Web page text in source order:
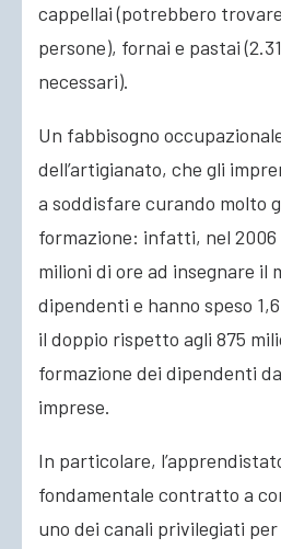
cappellai (potrebbero
persone), fornai e pastai
necessari).
Un fabbisogno
dell’artigianato, che gli
a soddisfare curando molto
formazione: infatti, nel 2006
milioni di ore ad insegnare il
dipendenti e hanno speso
il doppio rispetto agli 875
formazione dei dipendenti
imprese.
In particolare,
fondamentale contratto a
uno dei canali privilegiati per